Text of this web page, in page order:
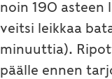
noin 190 asteen
veitsi leikkaa
minuuttia).
päälle ennen